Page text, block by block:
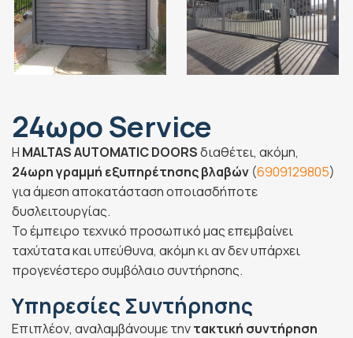
24ωρο Service
Η MALTAS AUTOMATIC DOORSδιαθέτει, ακόμη,
24ωρη γραμμή εξυπηρέτησης βλαβών (6909129805)
για άμεση αποκατάσταση οποιασδήποτε
δυσλειτουργίας.
Το έμπειρο τεχνικό προσωπικό μας επεμβαίνει
ταχύτατα και υπεύθυνα, ακόμη κι αν δεν υπάρχει
προγενέστερο συμβόλαιο συντήρησης.
Υπηρεσίες Συντήρησης
Επιπλέον, αναλαμβάνουμε τηντακτική συντήρηση